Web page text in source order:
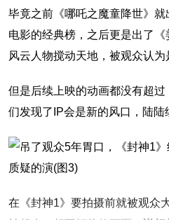
毕竟之前《哪吒之魔童降世》
电影的经典榜，之后更是出了
风云人物搅动天地，被观众认为
但是后续上映的动画都没有超
们发现了IP会是新的风口，陆陆
在《封神1》要拍摄前就被观众